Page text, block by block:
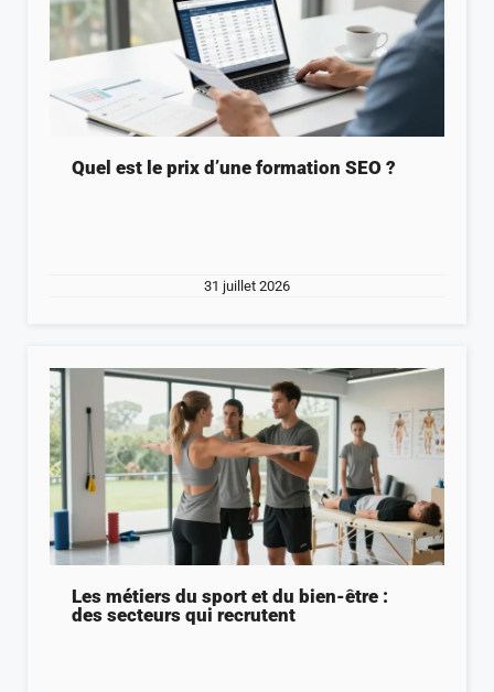
Quel est le prix d’une formation SEO ?
31 juillet 2026
Les métiers du sport et du bien-être :
des secteurs qui recrutent